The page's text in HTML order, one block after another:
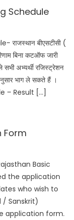
Schedule
बीएसटीसी (
बिना कटऑफ जारी
सभी अभ्यर्थी रजिस्ट्रेशन
भाग ले सकते हैं ।
– Result […]
Form
Basic
the application
who wish to
/ Sanskrit)
application form.